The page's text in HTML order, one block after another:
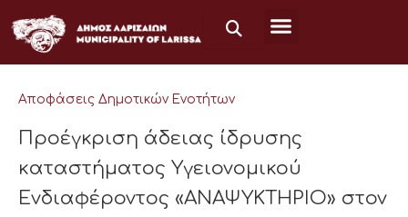
στο
περιεχόμενο
Αποφάσεις Δημοτικών Ενοτήτων
Προέγκριση άδειας ίδρυσης
καταστήματος Υγειονομικού
Ενδιαφέροντος «ΑΝΑΨΥΚΤΗΡΙΟ» στον